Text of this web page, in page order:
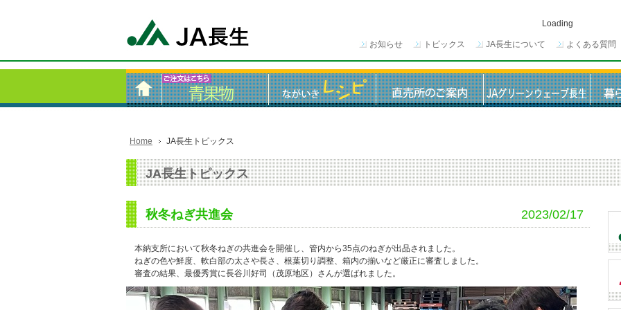
Loading
お知らせ トピックス JA長生について よくある質問
Home JA長生トピックス
JA長生トピックス
2023/02/17
秋冬ねぎ共進会
本納支所において秋冬ねぎの共進会を開催し、管内から35点のねぎが出品されました。
ねぎの色や鮮度、軟白部の太さや長さ、根葉切り調整、箱内の揃いなど厳正に審査しました。
審査の結果、最優秀賞に長谷川好司（茂原地区）さんが選ばれました。